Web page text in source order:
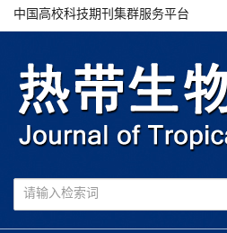
中国高校科技期刊集群服务平台